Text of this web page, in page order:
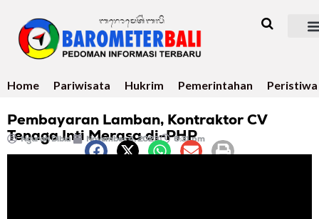
Home Pariwisata Hukrim Pemerintahan Peristiwa
Pembayaran Lamban, Kontraktor CV
Tenaga Inti Merasa di-PHP
Ngurah Dibia November 4, 2023 6:31 pm